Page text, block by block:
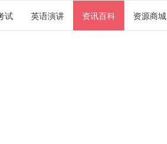
试 英语演讲 资讯百科 资源商城